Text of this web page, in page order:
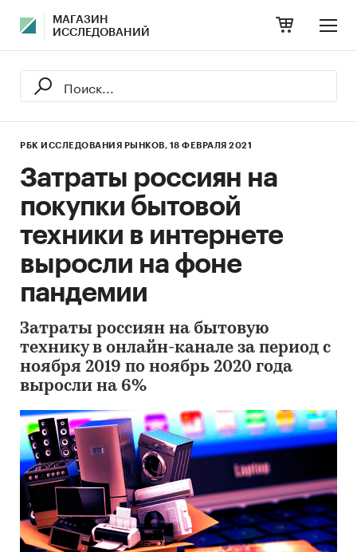
МАГАЗИН
ИССЛЕДОВАНИЙ
РБК ИССЛЕДОВАНИЯ РЫНКОВ, 18 ФЕВРАЛЯ 2021
Затраты россиян на
покупки бытовой
техники в интернете
выросли на фоне
пандемии
Затраты россиян на бытовую
технику в онлайн-канале за период с
ноября 2019 по ноябрь 2020 года
выросли на 6%